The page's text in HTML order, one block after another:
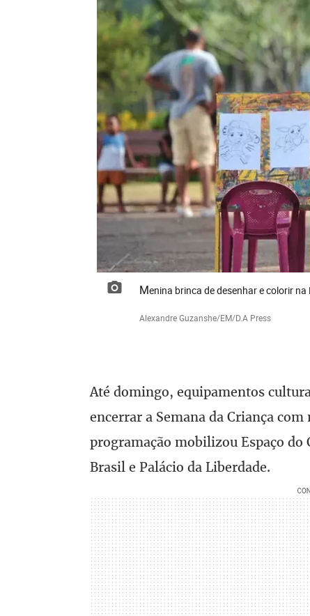
Menina brinca de desenhar e colorir
Alexandre Guzanshe/EM/D.A Press
Até domingo, equipamentos
encerrar a Semana da Criança
programação mobilizou Espaço do
Brasil e Palácio da Liberdade.